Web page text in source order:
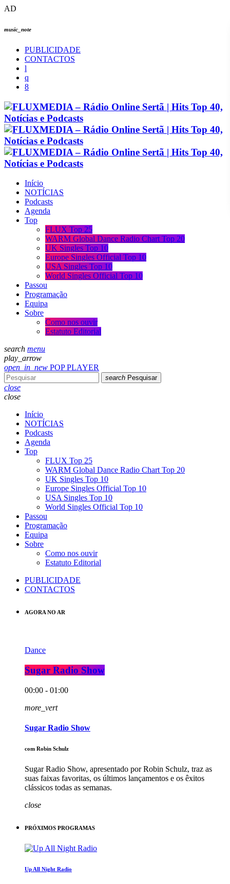
AD
music_note
PUBLICIDADE
CONTACTOS
Início
NOTÍCIAS
Podcasts
Agenda
Top
FLUX Top 25
WARM Global Dance Radio Chart Top 20
UK Singles Top 10
Europe Singles Official Top 10
USA Singles Top 10
World Singles Official Top 10
Passou
Programação
Equipa
Sobre
Como nos ouvir
Estatuto Editorial
search menu
play_arrow
open_in_new POP PLAYER
search Pesquisar
close
close
Início
NOTÍCIAS
Podcasts
Agenda
Top
FLUX Top 25
WARM Global Dance Radio Chart Top 20
UK Singles Top 10
Europe Singles Official Top 10
USA Singles Top 10
World Singles Official Top 10
Passou
Programação
Equipa
Sobre
Como nos ouvir
Estatuto Editorial
PUBLICIDADE
CONTACTOS
AGORA NO AR
Dance
Sugar Radio Show
00:00 - 01:00
more_vert
Sugar Radio Show
com Robin Schulz
Sugar Radio Show, apresentado por Robin Schulz, traz as
suas faixas favoritas, os últimos lançamentos e os êxitos
clássicos todas as semanas.
close
PRÓXIMOS PROGRAMAS
Up All Night Radio